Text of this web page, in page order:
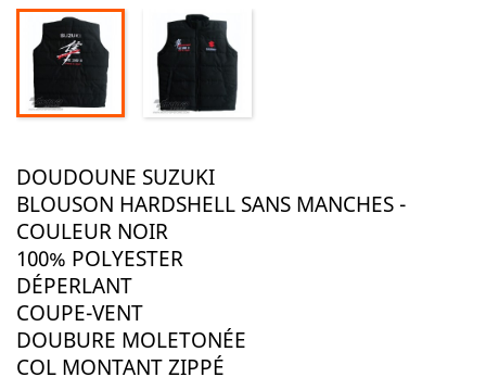
DOUDOUNE SUZUKI
BLOUSON HARDSHELL SANS MANCHES -
COULEUR NOIR
100% POLYESTER
DÉPERLANT
COUPE-VENT
DOUBURE MOLETONÉE
COL MONTANT ZIPPÉ